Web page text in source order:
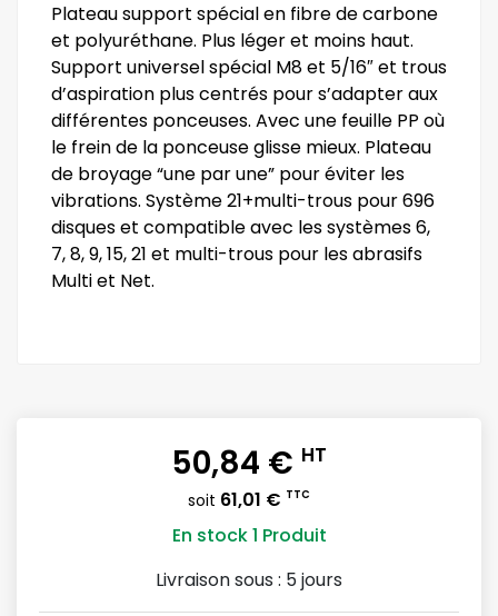
Plateau support spécial en fibre de carbone
et polyuréthane. Plus léger et moins haut.
Support universel spécial M8 et 5/16″ et trous
d’aspiration plus centrés pour s’adapter aux
différentes ponceuses. Avec une feuille PP où
le frein de la ponceuse glisse mieux. Plateau
de broyage “une par une” pour éviter les
vibrations. Système 21+multi-trous pour 696
disques et compatible avec les systèmes 6,
7, 8, 9, 15, 21 et multi-trous pour les abrasifs
Multi et Net.
50,84 € HT
soit 61,01 € TTC
En stock1 Produit
Livraison sous : 5 jours